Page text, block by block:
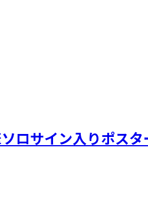
ロサイン入りポス